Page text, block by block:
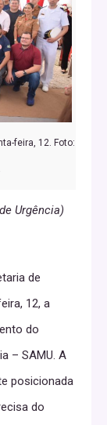
feira, 12. Foto:
Urgência)
de
12, a
do
– SAMU. A
posicionada
do